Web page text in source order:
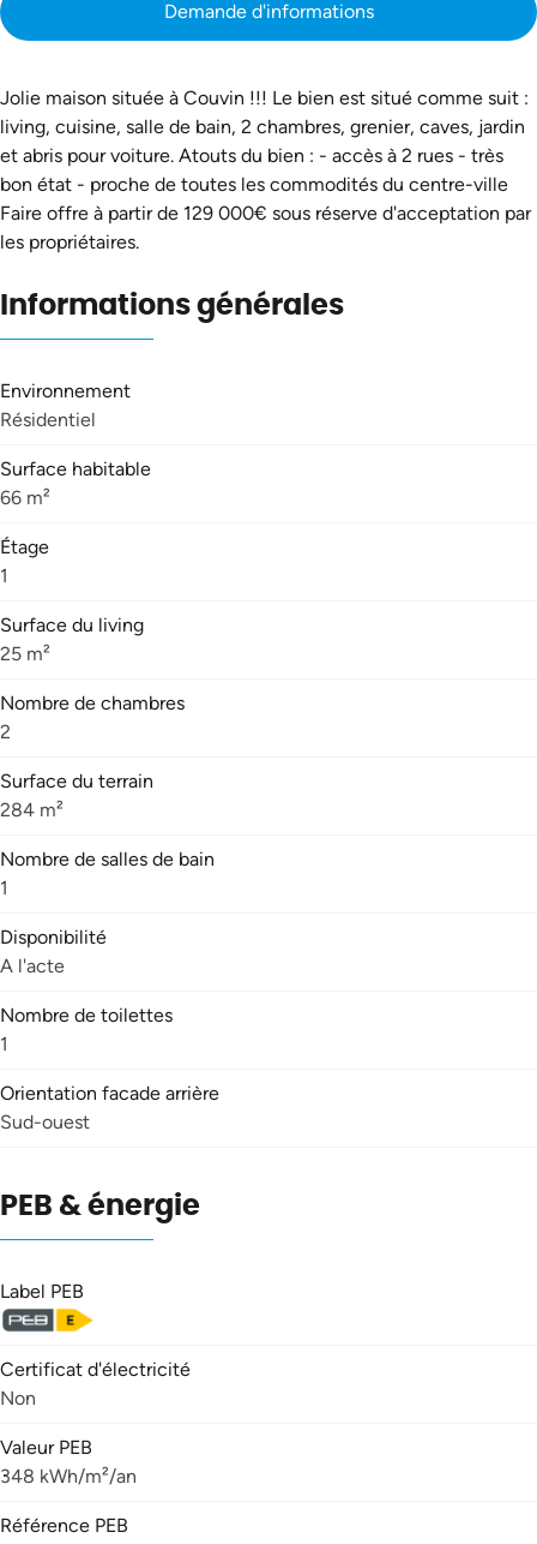
Demande d'informations
Jolie maison située à Couvin !!! Le bien est situé comme suit :
living, cuisine, salle de bain, 2 chambres, grenier, caves, jardin
et abris pour voiture. Atouts du bien : - accès à 2 rues - très
bon état - proche de toutes les commodités du centre-ville
Faire offre à partir de 129 000€ sous réserve d'acceptation par
les propriétaires.
Informations générales
Environnement
Résidentiel
Surface habitable
66 m²
Étage
1
Surface du living
25 m²
Nombre de chambres
2
Surface du terrain
284 m²
Nombre de salles de bain
1
Disponibilité
A l'acte
Nombre de toilettes
1
Orientation facade arrière
Sud-ouest
PEB & énergie
Label PEB
Certificat d'électricité
Non
Valeur PEB
348 kWh/m²/an
Référence PEB